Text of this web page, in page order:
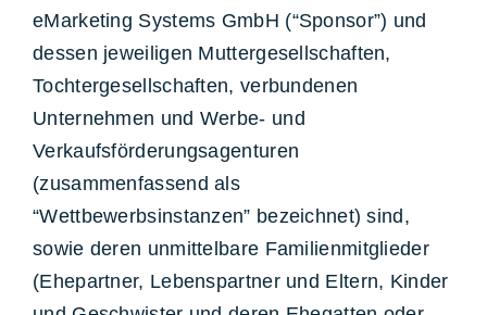
eMarketing Systems GmbH (“Sponsor”) und
dessen jeweiligen Muttergesellschaften,
Tochtergesellschaften, verbundenen
Unternehmen und Werbe- und
Verkaufsförderungsagenturen
(zusammenfassend als
“Wettbewerbsinstanzen” bezeichnet) sind,
sowie deren unmittelbare Familienmitglieder
(Ehepartner, Lebenspartner und Eltern, Kinder